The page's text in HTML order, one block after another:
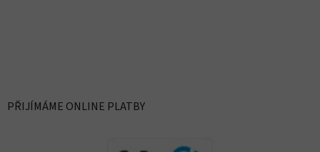
PŘIJÍMÁME ONLINE PLATBY